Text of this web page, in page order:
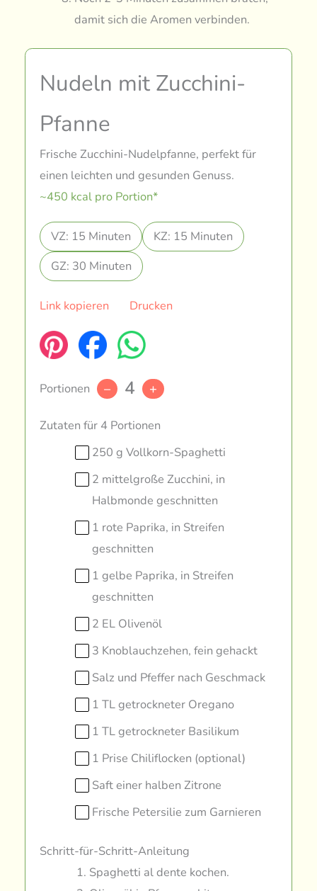
damit sich die Aromen verbinden.
Nudeln mit Zucchini-
Pfanne
Frische Zucchini-Nudelpfanne, perfekt für
einen leichten und gesunden Genuss.
~450 kcal pro Portion*
VZ: 15 Minuten
KZ: 15 Minuten
GZ: 30 Minuten
Link kopieren Drucken
Portionen – 4 +
Zutaten für 4 Portionen
250 g Vollkorn-Spaghetti
2 mittelgroße Zucchini, in
Halbmonde geschnitten
1 rote Paprika, in Streifen
geschnitten
1 gelbe Paprika, in Streifen
geschnitten
2 EL Olivenöl
3 Knoblauchzehen, fein gehackt
Salz und Pfeffer nach Geschmack
1 TL getrockneter Oregano
1 TL getrockneter Basilikum
1 Prise Chiliflocken (optional)
Saft einer halben Zitrone
Frische Petersilie zum Garnieren
Schritt-für-Schritt-Anleitung
Spaghetti al dente kochen.